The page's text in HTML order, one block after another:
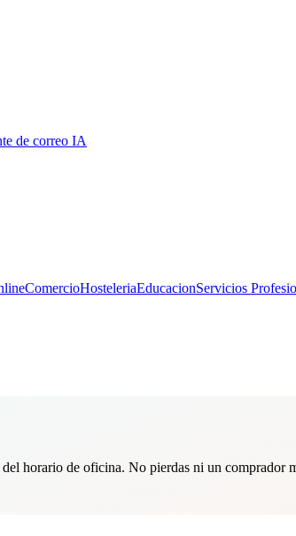
de correo IA
ComercioHosteleriaEducacionServicios
horario de oficina. No pierdas ni un comprador